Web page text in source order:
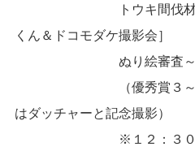
トウキ間伐材グッズ
くん＆ドコモダケ撮影会］
ぬり絵審査～表
（優秀賞３～５名
はダッチャーと記念撮影）
※１２：３０終